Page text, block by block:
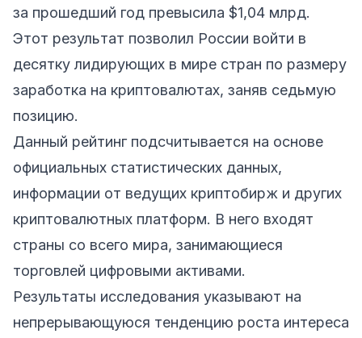
за прошедший год превысила $1,04 млрд.
Этот результат позволил России войти в
десятку лидирующих в мире стран по размеру
заработка на криптовалютах, заняв седьмую
позицию.
Данный рейтинг подсчитывается на основе
официальных статистических данных,
информации от ведущих криптобирж и других
криптовалютных платформ. В него входят
страны со всего мира, занимающиеся
торговлей цифровыми активами.
Результаты исследования указывают на
непрерывающуюся тенденцию роста интереса